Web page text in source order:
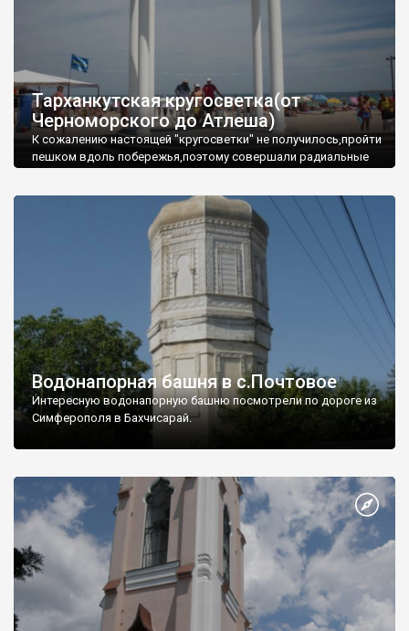
Тарханкутская кругосветка(от
Черноморского до Атлеша)
К сожалению настоящей "кругосветки" не получилось,пройти
пешком вдоль побережья,поэтому совершали радиальные
Водонапорная башня в с.Почтовое
Интересную водонапорную башню посмотрели по дороге из
Симферополя в Бахчисарай.